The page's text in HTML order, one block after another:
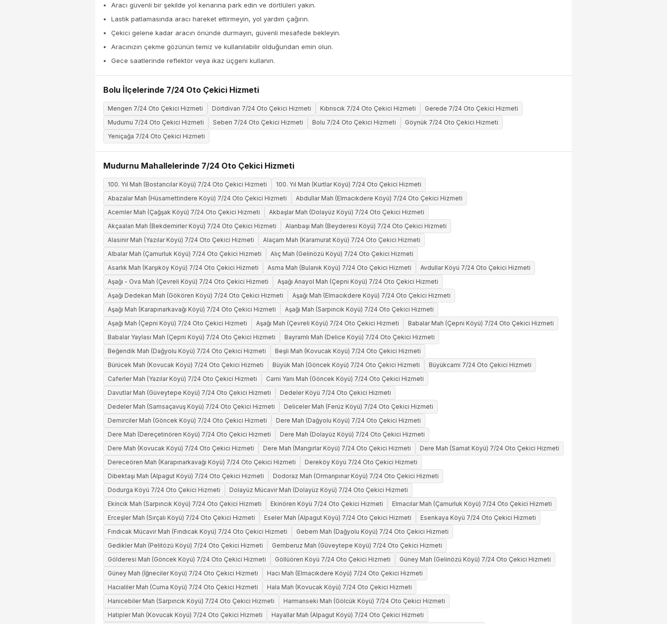
Aracı güvenli bir şekilde yol kenarına park edin ve dörtlüleri yakın.
Lastik patlamasında aracı hareket ettirmeyin, yol yardım çağırın.
Çekici gelene kadar aracın önünde durmayın, güvenli mesafede bekleyin.
Aracınızın çekme gözünün temiz ve kullanılabilir olduğundan emin olun.
Gece saatlerinde reflektör veya ikaz üçgeni kullanın.
Bolu İlçelerinde 7/24 Oto Çekici Hizmeti
Mengen 7/24 Oto Çekici Hizmeti Dörtdivan 7/24 Oto Çekici Hizmeti Kıbrıscık 7/24 Oto Çekici Hizmeti
Gerede 7/24 Oto Çekici Hizmeti
Mudurnu 7/24 Oto Çekici Hizmeti
Seben 7/24 Oto Çekici Hizmeti Bolu 7/24 Oto Çekici Hizmeti
Göynük 7/24 Oto Çekici Hizmeti
Yeniçağa 7/24 Oto Çekici Hizmeti
Mudurnu Mahallelerinde 7/24 Oto Çekici Hizmeti
100. Yıl Mah (Bostancılar Köyü) 7/24 Oto Çekici Hizmeti
100. Yıl Mah (Kurtlar Köyü) 7/24 Oto Çekici Hizmeti
Abazalar Mah (Hüsamettindere Köyü) 7/24 Oto Çekici Hizmeti
Abdullar Mah (Elmacıkdere Köyü) 7/24 Oto Çekici Hizmeti
Acemler Mah (Çağşak Köyü) 7/24 Oto Çekici Hizmeti
Akbaşlar Mah (Dolayüz Köyü) 7/24 Oto Çekici Hizmeti
Akçaalan Mah (Bekdemirler Köyü) 7/24 Oto Çekici Hizmeti
Alanbaşı Mah (Beyderesi Köyü) 7/24 Oto Çekici Hizmeti
Alasinir Mah (Yazılar Köyü) 7/24 Oto Çekici Hizmeti
Alaçam Mah (Karamurat Köyü) 7/24 Oto Çekici Hizmeti
Albalar Mah (Çamurluk Köyü) 7/24 Oto Çekici Hizmeti
Alıç Mah (Gelinözü Köyü) 7/24 Oto Çekici Hizmeti
Asarlık Mah (Karşıköy Köyü) 7/24 Oto Çekici Hizmeti
Asma Mah (Bulanık Köyü) 7/24 Oto Çekici Hizmeti
Avdullar Köyü 7/24 Oto Çekici Hizmeti
Aşağı - Ova Mah (Çevreli Köyü) 7/24 Oto Çekici Hizmeti
Aşağı Anayol Mah (Çepni Köyü) 7/24 Oto Çekici Hizmeti
Aşağı Dedekan Mah (Gökören Köyü) 7/24 Oto Çekici Hizmeti
Aşağı Mah (Elmacıkdere Köyü) 7/24 Oto Çekici Hizmeti
Aşağı Mah (Karapınarkavağı Köyü) 7/24 Oto Çekici Hizmeti
Aşağı Mah (Sarpıncık Köyü) 7/24 Oto Çekici Hizmeti
Aşağı Mah (Çepni Köyü) 7/24 Oto Çekici Hizmeti
Aşağı Mah (Çevreli Köyü) 7/24 Oto Çekici Hizmeti
Babalar Mah (Çepni Köyü) 7/24 Oto Çekici Hizmeti
Babalar Yaylası Mah (Çepni Köyü) 7/24 Oto Çekici Hizmeti
Bayramlı Mah (Delice Köyü) 7/24 Oto Çekici Hizmeti
Beğendik Mah (Dağyolu Köyü) 7/24 Oto Çekici Hizmeti
Beşli Mah (Kovucak Köyü) 7/24 Oto Çekici Hizmeti
Bürücek Mah (Kovucak Köyü) 7/24 Oto Çekici Hizmeti
Büyük Mah (Göncek Köyü) 7/24 Oto Çekici Hizmeti
Büyükcami 7/24 Oto Çekici Hizmeti
Caferler Mah (Yazılar Köyü) 7/24 Oto Çekici Hizmeti
Cami Yanı Mah (Göncek Köyü) 7/24 Oto Çekici Hizmeti
Davutlar Mah (Güveytepe Köyü) 7/24 Oto Çekici Hizmeti
Dedeler Köyü 7/24 Oto Çekici Hizmeti
Dedeler Mah (Samsaçavuş Köyü) 7/24 Oto Çekici Hizmeti
Deliceler Mah (Ferüz Köyü) 7/24 Oto Çekici Hizmeti
Demirciler Mah (Göncek Köyü) 7/24 Oto Çekici Hizmeti
Dere Mah (Dağyolu Köyü) 7/24 Oto Çekici Hizmeti
Dere Mah (Dereçetinören Köyü) 7/24 Oto Çekici Hizmeti
Dere Mah (Dolayüz Köyü) 7/24 Oto Çekici Hizmeti
Dere Mah (Kovucak Köyü) 7/24 Oto Çekici Hizmeti
Dere Mah (Mangırlar Köyü) 7/24 Oto Çekici Hizmeti
Dere Mah (Samat Köyü) 7/24 Oto Çekici Hizmeti
Dereceören Mah (Karapınarkavağı Köyü) 7/24 Oto Çekici Hizmeti
Dereköy Köyü 7/24 Oto Çekici Hizmeti
Dibektaşı Mah (Alpagut Köyü) 7/24 Oto Çekici Hizmeti
Dodoraz Mah (Ormanpınar Köyü) 7/24 Oto Çekici Hizmeti
Dodurga Köyü 7/24 Oto Çekici Hizmeti
Dolayüz Mücavir Mah (Dolayüz Köyü) 7/24 Oto Çekici Hizmeti
Ekincik Mah (Sarpıncık Köyü) 7/24 Oto Çekici Hizmeti
Ekinören Köyü 7/24 Oto Çekici Hizmeti
Elmacılar Mah (Çamurluk Köyü) 7/24 Oto Çekici Hizmeti
Erceşler Mah (Sırçalı Köyü) 7/24 Oto Çekici Hizmeti
Eseler Mah (Alpagut Köyü) 7/24 Oto Çekici Hizmeti
Esenkaya Köyü 7/24 Oto Çekici Hizmeti
Fındıcak Mücavir Mah (Fındıcak Köyü) 7/24 Oto Çekici Hizmeti
Gebem Mah (Dağyolu Köyü) 7/24 Oto Çekici Hizmeti
Gedikler Mah (Pelitözü Köyü) 7/24 Oto Çekici Hizmeti
Gemberuz Mah (Güveytepe Köyü) 7/24 Oto Çekici Hizmeti
Gölderesi Mah (Göncek Köyü) 7/24 Oto Çekici Hizmeti
Göllüören Köyü 7/24 Oto Çekici Hizmeti
Güney Mah (Gelinözü Köyü) 7/24 Oto Çekici Hizmeti
Güney Mah (İğneciler Köyü) 7/24 Oto Çekici Hizmeti
Hacı Mah (Elmacıkdere Köyü) 7/24 Oto Çekici Hizmeti
Hacıaliler Mah (Cuma Köyü) 7/24 Oto Çekici Hizmeti
Hala Mah (Kovucak Köyü) 7/24 Oto Çekici Hizmeti
Hanicebiler Mah (Sarpıncık Köyü) 7/24 Oto Çekici Hizmeti
Harmanseki Mah (Gölcük Köyü) 7/24 Oto Çekici Hizmeti
Hatipler Mah (Kovucak Köyü) 7/24 Oto Çekici Hizmeti
Hayallar Mah (Alpagut Köyü) 7/24 Oto Çekici Hizmeti